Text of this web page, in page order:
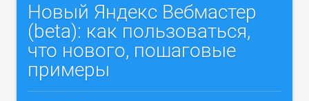
Новый Яндекс Вебмастер
(beta): как пользоваться,
что нового, пошаговые
примеры